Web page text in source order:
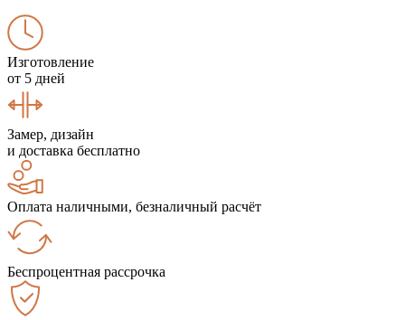
Изготовление
от 5 дней
Замер, дизайн
и доставка бесплатно
Оплата наличными, безналичный расчёт
Беспроцентная рассрочка